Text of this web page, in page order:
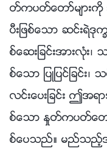
တ္ကပတ္ေတာ္မ်ားကို
ပီးျဖစ္ေသာ ဆင္းရဲဒု
စ္ေဆးျခင္းအားလုံး၊
စ္ေသာ ျပဳျပင္ျခင္း၊
လင္းေပးျခင္း ဤအရ
စ္ေသာ ႏႈတ္ကပတ္ေတာ္မ်
စ္ေပသည္။ မည္သည့္အ